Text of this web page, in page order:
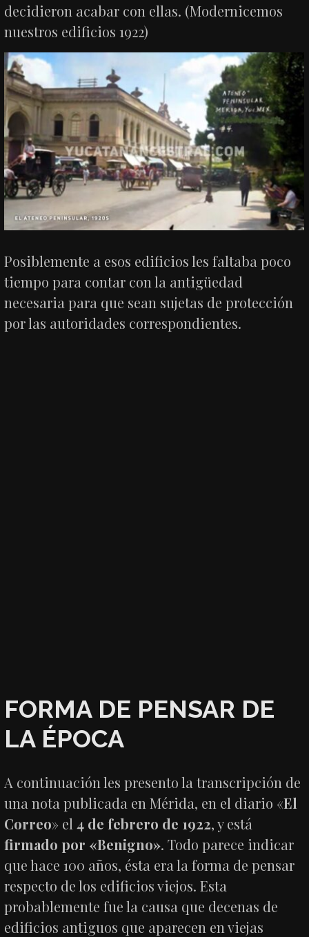
decidieron acabar con ellas. (Modernicemos
nuestros edificios 1922)
Posiblemente a esos edificios les faltaba poco
tiempo para contar con la antigüedad
necesaria para que sean sujetas de protección
por las autoridades correspondientes.
FORMA DE PENSAR DE
LA ÉPOCA
A continuación les presento la transcripción de
una nota publicada en Mérida, en el diario «El
Correo» el4 de febrero de 1922, y está
firmado por «Benigno». Todo parece indicar
que hace 100 años, ésta era la forma de pensar
respecto de los edificios viejos. Esta
probablemente fue la causa que decenas de
edificios antiguos que aparecen en viejas